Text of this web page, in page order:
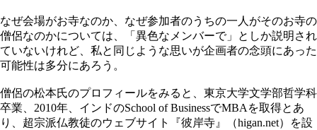
なぜ会場がお寺なのか、なぜ参加者のうちの一人がそのお寺の
僧侶なのかについては、「異色なメンバーで」としか説明され
ていないけれど、私と同じような思いが企画者の念頭にあった
可能性は多分にあろう。
僧侶の松本氏のプロフィールをみると、東京大学文学部哲学科
卒業、2010年、インドのSchool of BusinessでMBAを取得とあ
り、超宗派仏教徒のウェブサイト『彼岸寺』（higan.net）を設